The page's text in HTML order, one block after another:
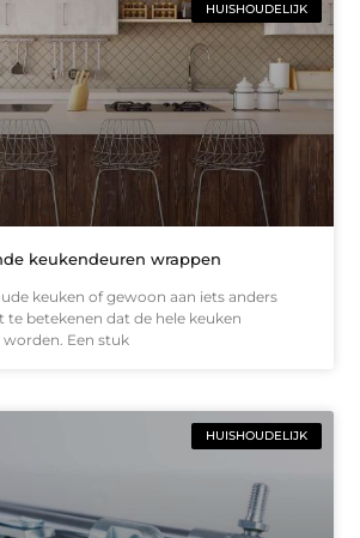
HUISHOUDELIJK
keukendeuren wrappen
keuken of gewoon aan iets anders
te betekenen dat de hele keuken
Een stuk
HUISHOUDELIJK